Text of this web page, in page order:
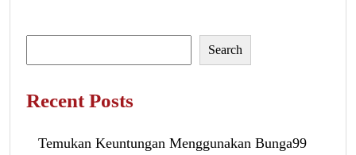
Search
Recent Posts
Temukan Keuntungan Menggunakan Bunga99